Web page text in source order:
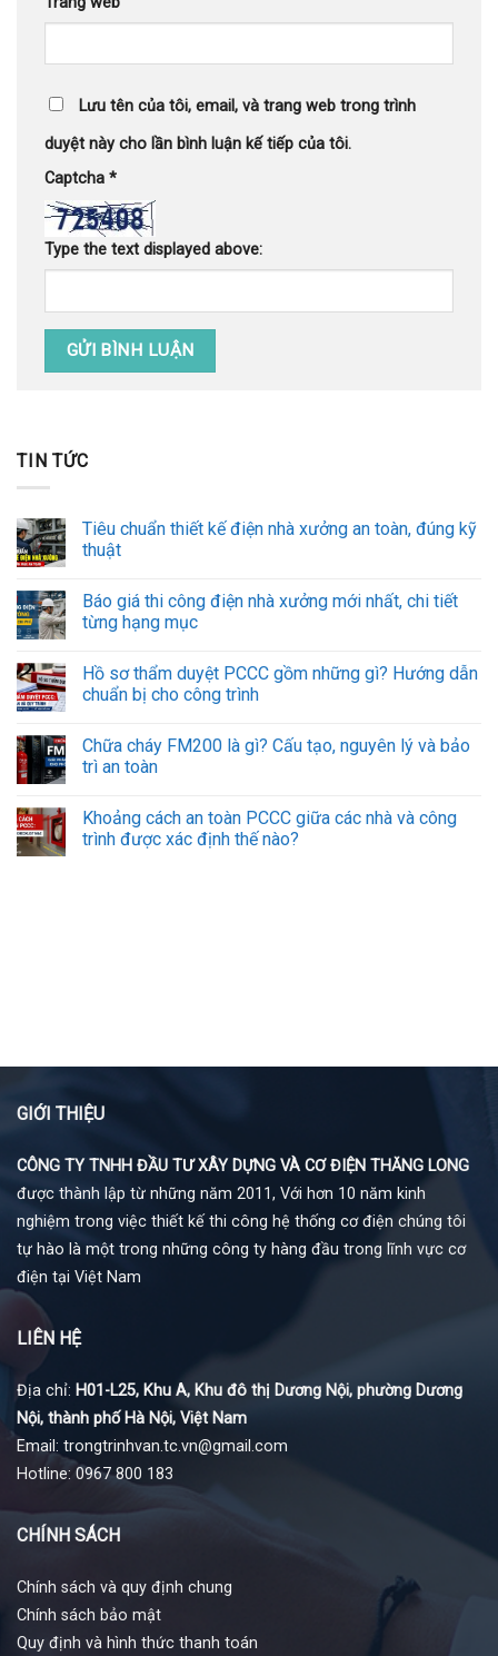
Lưu tên của tôi, email, và trang web trong trình
duyệt này cho lần bình luận kế tiếp của tôi.
Captcha *
Type the text displayed above:
TIN TỨC
Tiêu chuẩn thiết kế điện nhà xưởng an toàn, đúng kỹ
thuật
Báo giá thi công điện nhà xưởng mới nhất, chi tiết
từng hạng mục
Hồ sơ thẩm duyệt PCCC gồm những gì? Hướng dẫn
chuẩn bị cho công trình
Chữa cháy FM200 là gì? Cấu tạo, nguyên lý và bảo
trì an toàn
Khoảng cách an toàn PCCC giữa các nhà và công
trình được xác định thế nào?
GIỚI THIỆU
CÔNG TY TNHH ĐẦU TƯ XÂY DỰNG VÀ CƠ ĐIỆN THĂNG LONG
được thành lập từ những năm 2011, Với hơn 10 năm kinh
nghiệm trong việc thiết kế thi công hệ thống cơ điện chúng tôi
tự hào là một trong những công ty hàng đầu trong lĩnh vực cơ
điện tại Việt Nam
LIÊN HỆ
Địa chỉ: H01-L25, Khu A, Khu đô thị Dương Nội, phường Dương
Nội, thành phố Hà Nội, Việt Nam
Email: trongtrinhvan.tc.vn@gmail.com
Hotline: 0967 800 183
CHÍNH SÁCH
Chính sách và quy định chung
Chính sách bảo mật
Quy định và hình thức thanh toán